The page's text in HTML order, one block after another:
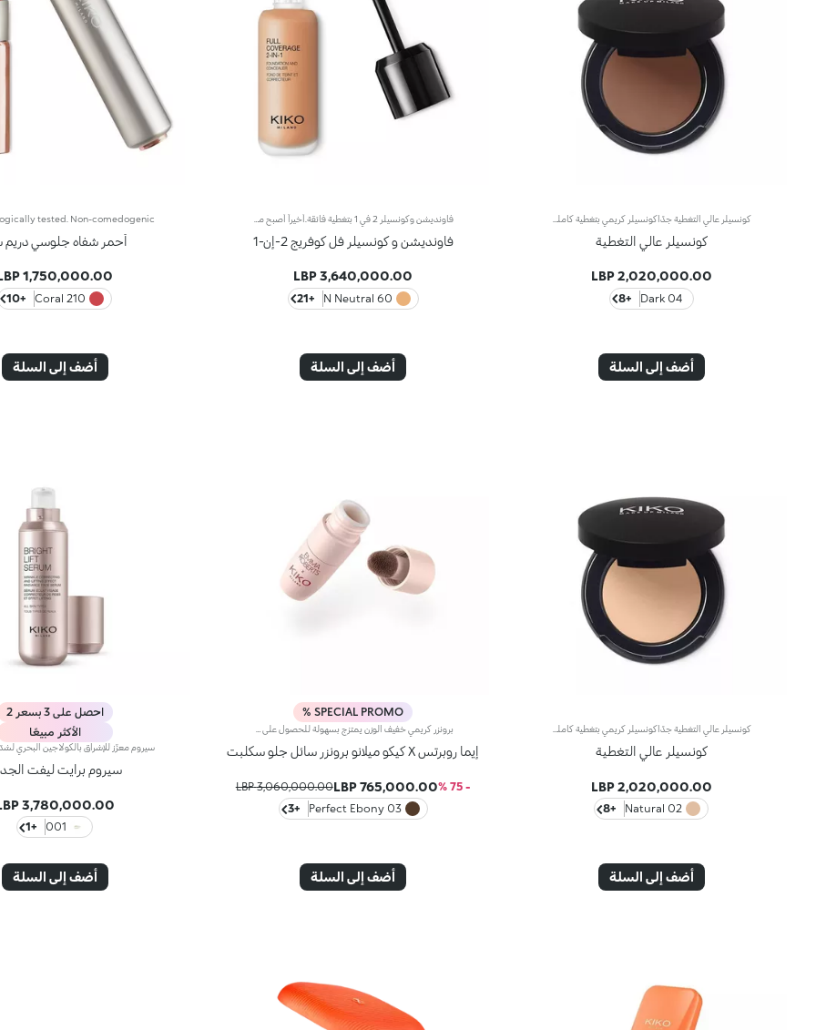
كونسيلر عالي التغطية
2,020,000.00 LBP
04 Dark
+8
أضف إلى السلة
فاونديشن و كونسيلر فل كوفريج 2-إن-1
3,640,000.00 LBP
60 N Neutral
+21
أضف إلى السلة
أحمر شفاه جلوسي دريم
1,750,000.00 LBP
210 Coral
+10
أضف إلى السلة
كونسيلر عالي التغطية
2,020,000.00 LBP
02 Natural
+8
أضف إلى السلة
SPECIAL PROMO %
إيما روبرتس X كيكو ميلانو برونزر سائل جلو سكلبت
- 75 %
765,000.00 LBP
3,060,000.00 LBP
03 Perfect Ebony
+3
أضف إلى السلة
احصل على 3 بسعر 2
الأكثر مبيعًا
سيروم برايت ليفت
3,780,000.00 LBP
001
+1
أضف إلى السلة